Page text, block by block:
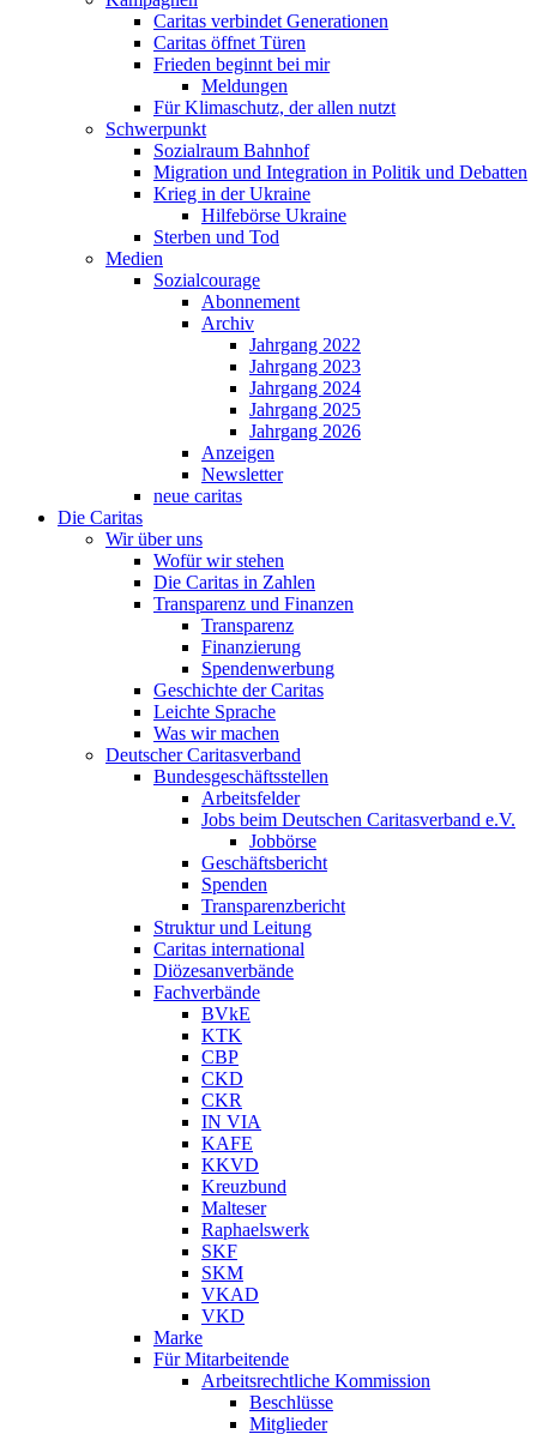
Caritas verbindet Generationen
Caritas öffnet Türen
Frieden beginnt bei mir
Meldungen
Für Klimaschutz, der allen nutzt
Schwerpunkt
Sozialraum Bahnhof
Migration und Integration in Politik und Debatten
Krieg in der Ukraine
Hilfebörse Ukraine
Sterben und Tod
Medien
Sozialcourage
Abonnement
Archiv
Jahrgang 2022
Jahrgang 2023
Jahrgang 2024
Jahrgang 2025
Jahrgang 2026
Anzeigen
Newsletter
neue caritas
Die Caritas
Wir über uns
Wofür wir stehen
Die Caritas in Zahlen
Transparenz und Finanzen
Transparenz
Finanzierung
Spendenwerbung
Geschichte der Caritas
Leichte Sprache
Was wir machen
Deutscher Caritasverband
Bundesgeschäftsstellen
Arbeitsfelder
Jobs beim Deutschen Caritasverband e.V.
Jobbörse
Geschäftsbericht
Spenden
Transparenzbericht
Struktur und Leitung
Caritas international
Diözesanverbände
Fachverbände
BVkE
KTK
CBP
CKD
CKR
IN VIA
KAFE
KKVD
Kreuzbund
Malteser
Raphaelswerk
SKF
SKM
VKAD
VKD
Marke
Für Mitarbeitende
Arbeitsrechtliche Kommission
Beschlüsse
Mitglieder